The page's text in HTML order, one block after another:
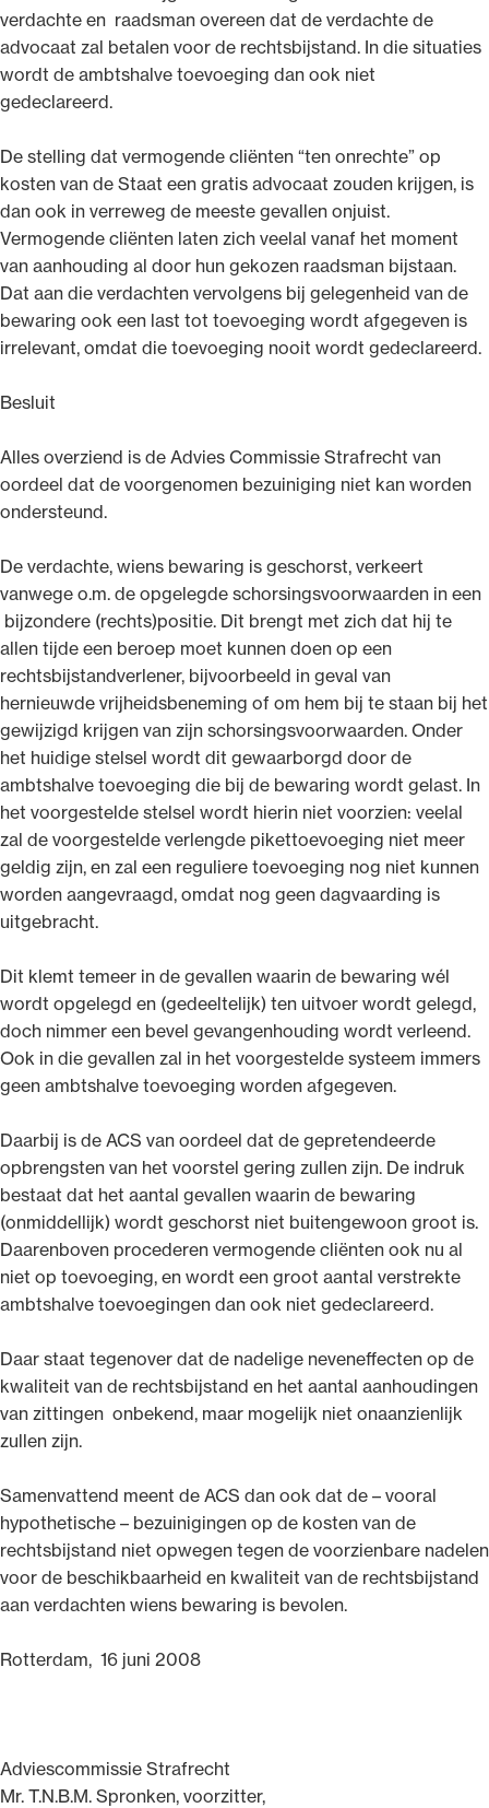
verdachte en raadsman overeen dat de verdachte de
advocaat zal betalen voor de rechtsbijstand. In die situaties
wordt de ambtshalve toevoeging dan ook niet
gedeclareerd.
De stelling dat vermogende cliënten “ten onrechte” op
kosten van de Staat een gratis advocaat zouden krijgen, is
dan ook in verreweg de meeste gevallen onjuist.
Vermogende cliënten laten zich veelal vanaf het moment
van aanhouding al door hun gekozen raadsman bijstaan.
Dat aan die verdachten vervolgens bij gelegenheid van de
bewaring ook een last tot toevoeging wordt afgegeven is
irrelevant, omdat die toevoeging nooit wordt gedeclareerd.
Besluit
Alles overziend is de Advies Commissie Strafrecht van
oordeel dat de voorgenomen bezuiniging niet kan worden
ondersteund.
De verdachte, wiens bewaring is geschorst, verkeert
vanwege o.m. de opgelegde schorsingsvoorwaarden in een
bijzondere (rechts)positie. Dit brengt met zich dat hij te
allen tijde een beroep moet kunnen doen op een
rechtsbijstandverlener, bijvoorbeeld in geval van
hernieuwde vrijheidsbeneming of om hem bij te staan bij het
gewijzigd krijgen van zijn schorsingsvoorwaarden. Onder
het huidige stelsel wordt dit gewaarborgd door de
ambtshalve toevoeging die bij de bewaring wordt gelast. In
het voorgestelde stelsel wordt hierin niet voorzien: veelal
zal de voorgestelde verlengde pikettoevoeging niet meer
geldig zijn, en zal een reguliere toevoeging nog niet kunnen
worden aangevraagd, omdat nog geen dagvaarding is
uitgebracht.
Dit klemt temeer in de gevallen waarin de bewaring wél
wordt opgelegd en (gedeeltelijk) ten uitvoer wordt gelegd,
doch nimmer een bevel gevangenhouding wordt verleend.
Ook in die gevallen zal in het voorgestelde systeem immers
geen ambtshalve toevoeging worden afgegeven.
Daarbij is de ACS van oordeel dat de gepretendeerde
opbrengsten van het voorstel gering zullen zijn. De indruk
bestaat dat het aantal gevallen waarin de bewaring
(onmiddellijk) wordt geschorst niet buitengewoon groot is.
Daarenboven procederen vermogende cliënten ook nu al
niet op toevoeging, en wordt een groot aantal verstrekte
ambtshalve toevoegingen dan ook niet gedeclareerd.
Daar staat tegenover dat de nadelige neveneffecten op de
kwaliteit van de rechtsbijstand en het aantal aanhoudingen
van zittingen onbekend, maar mogelijk niet onaanzienlijk
zullen zijn.
Samenvattend meent de ACS dan ook dat de – vooral
hypothetische – bezuinigingen op de kosten van de
rechtsbijstand niet opwegen tegen de voorzienbare nadelen
voor de beschikbaarheid en kwaliteit van de rechtsbijstand
aan verdachten wiens bewaring is bevolen.
Rotterdam, 16 juni 2008
Adviescommissie Strafrecht
Mr. T.N.B.M. Spronken, voorzitter,